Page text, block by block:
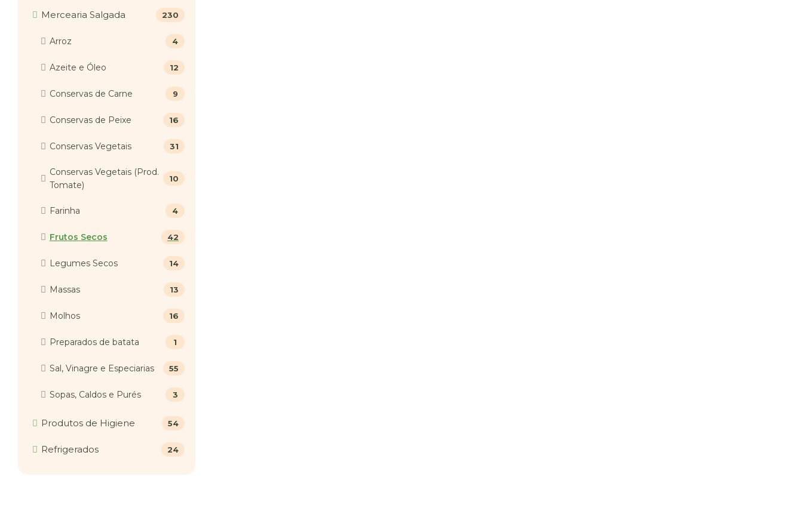
Mercearia Salgada 230
Arroz 4
Azeite e Óleo 12
Conservas de Carne 9
Conservas de Peixe 16
Conservas Vegetais 31
Conservas Vegetais (Prod.
Tomate)
10
Farinha 4
Frutos Secos 42
Legumes Secos 14
Massas 13
Molhos 16
Preparados de batata 1
Sal, Vinagre e Especiarias 55
Sopas, Caldos e Purés 3
Produtos de Higiene 54
Refrigerados 24